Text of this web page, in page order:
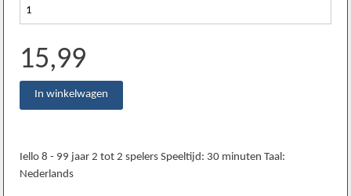
15,99
Iello 8 - 99 jaar 2 tot 2 spelers Speeltijd: 30 minuten Taal:
Nederlands